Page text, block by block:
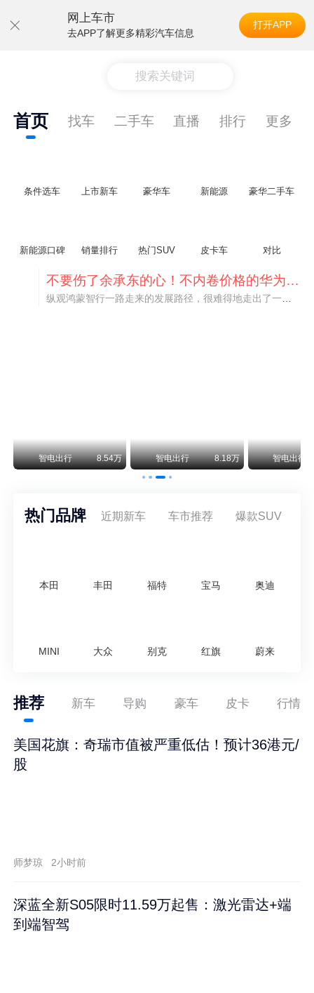
网上车市
去APP了解更多精彩汽车信息
打开APP
搜索关键词
首页 找车 二手车 直播 排行 更多
条件选车 上市新车 豪华车 新能源 豪华二手车
新能源口碑 销量排行 热门SUV 皮卡车 对比
不要伤了余承东的心！不内卷价格的华为，弥足珍贵！
智电出行 8.54万 智电出行 8.18万 智电出行
热门品牌 近期新车 车市推荐 爆款SUV
本田 丰田 福特 宝马 奥迪
MINI 大众 别克 红旗 蔚来
推荐 新车 导购 豪车 皮卡 行情
美国花旗：奇瑞市值被严重低估！预计36港元/
股
师梦琼 2小时前
深蓝全新S05限时11.59万起售：激光雷达+端
到端智驾